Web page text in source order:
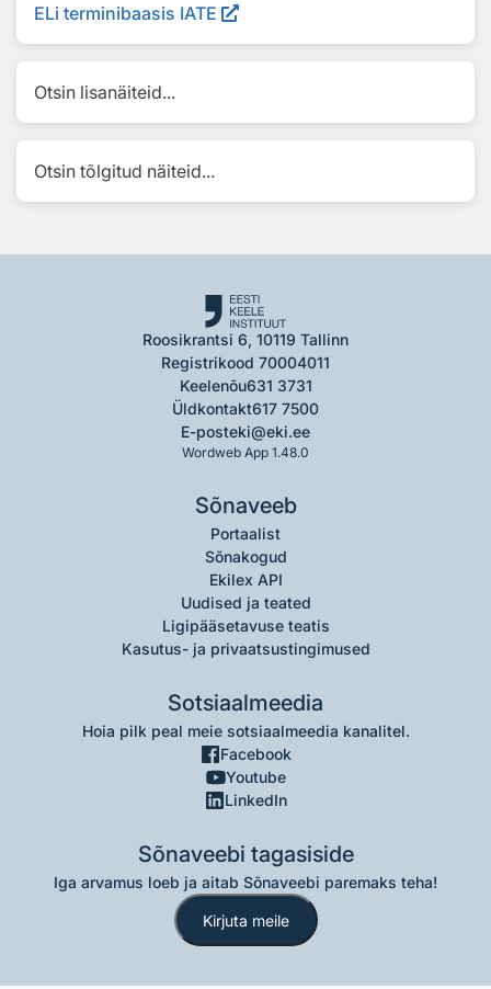
ELi terminibaasis IATE
Otsin lisanäiteid...
Otsin tõlgitud näiteid...
Roosikrantsi 6, 10119 Tallinn
Registrikood 70004011
Keelenõu631 3731
Üldkontakt617 7500
E-posteki@eki.ee
Wordweb App 1.48.0
Sõnaveeb
Portaalist
Sõnakogud
Ekilex API
Uudised ja teated
Ligipääsetavuse teatis
Kasutus- ja privaatsustingimused
Sotsiaalmeedia
Hoia pilk peal meie sotsiaalmeedia kanalitel.
Facebook
Youtube
LinkedIn
Sõnaveebi tagasiside
Iga arvamus loeb ja aitab Sõnaveebi paremaks teha!
Kirjuta meile